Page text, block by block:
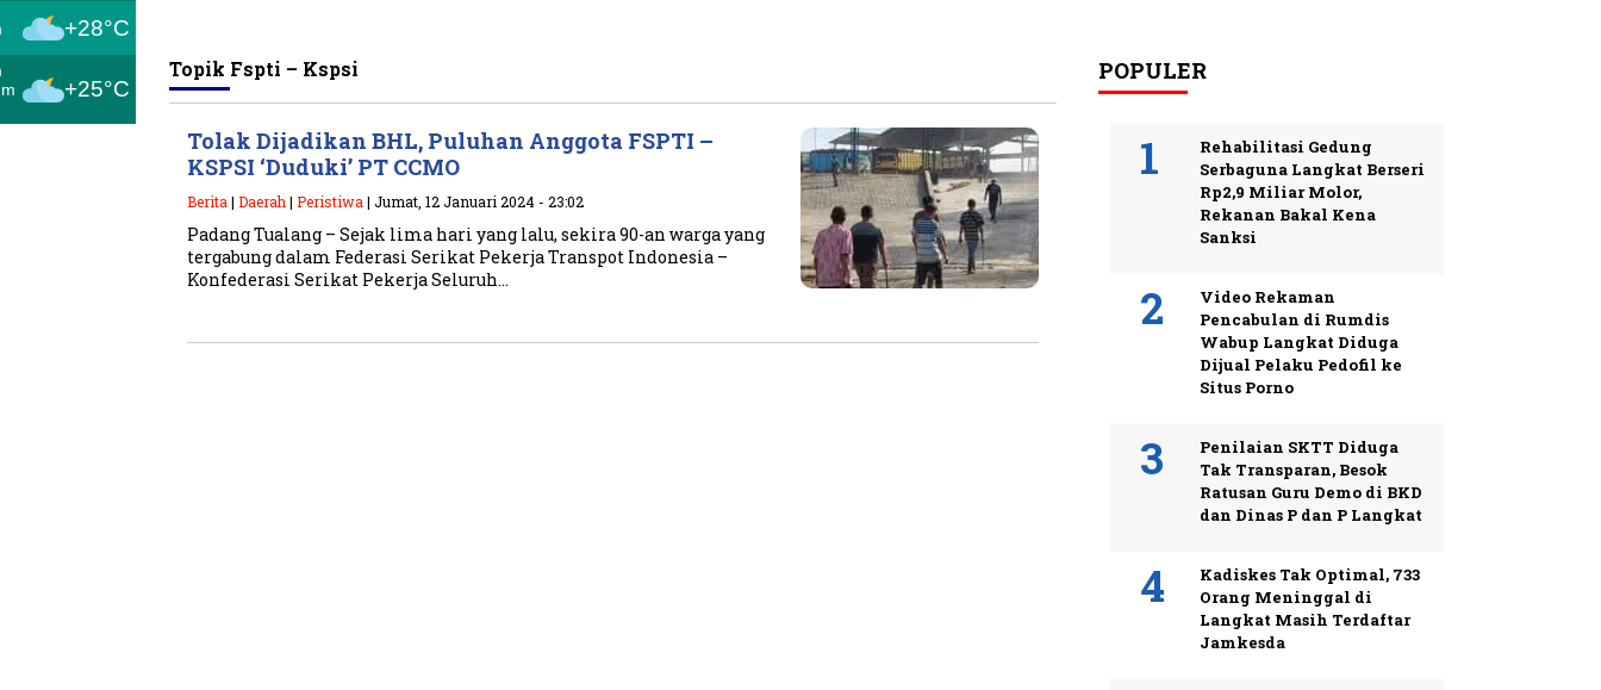
+28°C
+25°C
Topik Fspti – Kspsi
Tolak Dijadikan BHL, Puluhan Anggota FSPTI –
KSPSI ‘Duduki’ PT CCMO
Berita | Daerah | Peristiwa | Jumat, 12 Januari 2024 - 23:02
Padang Tualang – Sejak lima hari yang lalu, sekira 90-an warga yang
tergabung dalam Federasi Serikat Pekerja Transpot Indonesia –
Konfederasi Serikat Pekerja Seluruh…
POPULER
Rehabilitasi Gedung
Serbaguna Langkat Berseri
Rp2,9 Miliar Molor,
Rekanan Bakal Kena
Sanksi
Video Rekaman
Pencabulan di Rumdis
Wabup Langkat Diduga
Dijual Pelaku Pedofil ke
Situs Porno
Penilaian SKTT Diduga
Tak Transparan, Besok
Ratusan Guru Demo di BKD
dan Dinas P dan P Langkat
Kadiskes Tak Optimal, 733
Orang Meninggal di
Langkat Masih Terdaftar
Jamkesda